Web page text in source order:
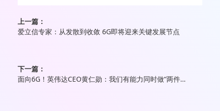
上一篇：
爱立信专家：从发散到收敛 6G即将迎来关键发展节点
下一篇：
面向6G！英伟达CEO黄仁勋：我们有能力同时做“两件事”